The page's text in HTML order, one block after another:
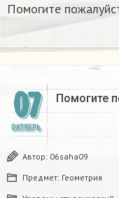
Помогите
07
ОКТЯБРЬ
Помогите
Автор: 06saha09
Предмет: Геометрия